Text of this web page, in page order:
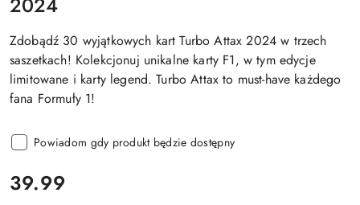
Zdobądź 30 wyjątkowych kart Turbo Attax 2024 w trzech
saszetkach! Kolekcjonuj unikalne karty F1, w tym edycje
limitowane i karty legend. Turbo Attax to must-have każdego
fana Formuły 1!
Powiadom gdy produkt będzie dostępny
cena:
39.99